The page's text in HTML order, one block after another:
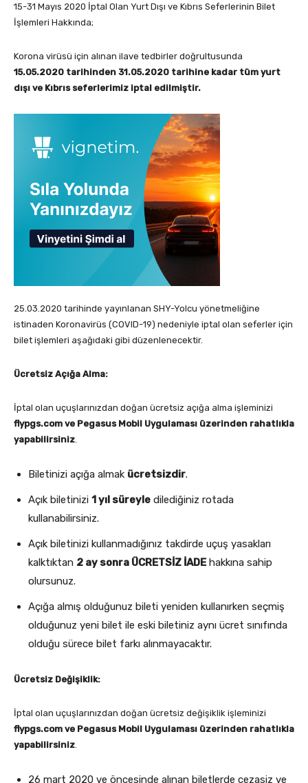
15-31 Mayıs 2020 İptal Olan Yurt Dışı ve Kıbrıs Seferlerinin Bilet
İşlemleri Hakkında;
Korona virüsü için alınan ilave tedbirler doğrultusunda
15.05.2020 tarihinden 31.05.2020 tarihine kadar tüm yurt
dışı ve Kıbrıs seferlerimiz iptal edilmiştir.
25.03.2020 tarihinde yayınlanan SHY-Yolcu yönetmeliğine
istinaden Koronavirüs (COVID-19) nedeniyle iptal olan seferler için
bilet işlemleri aşağıdaki gibi düzenlenecektir.
Ücretsiz Açığa Alma:
İptal olan uçuşlarınızdan doğan ücretsiz açığa alma işleminizi
flypgs.com ve Pegasus Mobil Uygulaması üzerinden rahatlıkla
yapabilirsiniz
Biletinizi açığa almak ücretsizdir.
Açık biletinizi 1 yıl süreyle dilediğiniz rotada
kullanabilirsiniz.
Açık biletinizi kullanmadığınız takdirde uçuş yasakları
kalktıktan 2 ay sonra ÜCRETSİZ İADEhakkına sahip
olursunuz.
Açığa almış olduğunuz bileti yeniden kullanırken seçmiş
olduğunuz yeni bilet ile eski biletiniz aynı ücret sınıfında
olduğu sürece bilet farkı alınmayacaktır.
Ücretsiz Değişiklik:
İptal olan uçuşlarınızdan doğan ücretsiz değişiklik işleminizi
flypgs.com ve Pegasus Mobil Uygulaması üzerinden rahatlıkla
yapabilirsiniz
26 mart 2020 ve öncesinde alınan biletlerde cezasiz ve